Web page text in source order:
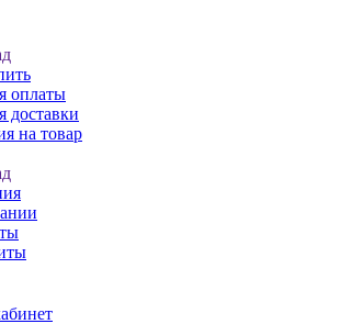
оплаты
доставки
на товар